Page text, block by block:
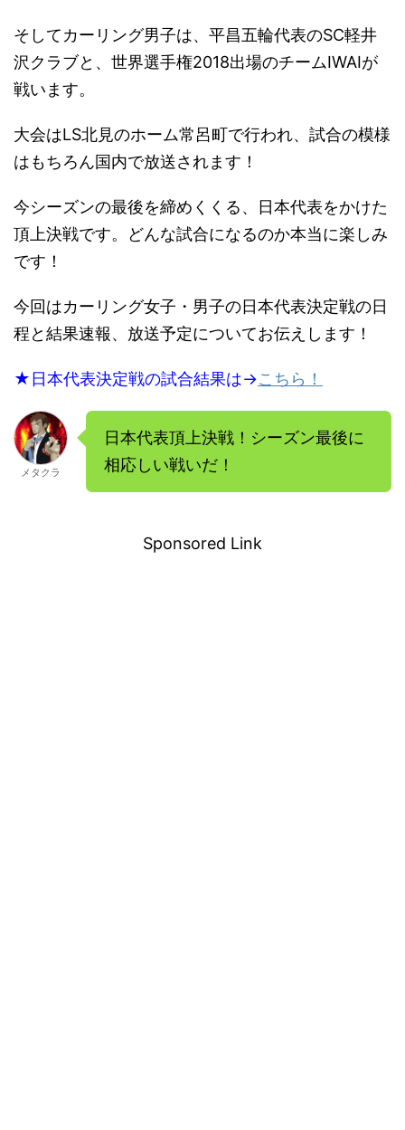
そしてカーリング男子は、平昌五輪代表のSC軽井
沢クラブと、世界選手権2018出場のチームIWAIが
戦います。
大会はLS北見のホーム常呂町で行われ、試合の模様
はもちろん国内で放送されます！
今シーズンの最後を締めくくる、日本代表をかけた
頂上決戦です。どんな試合になるのか本当に楽しみ
です！
今回はカーリング女子・男子の日本代表決定戦の日
程と結果速報、放送予定についてお伝えします！
★日本代表決定戦の試合結果は→こちら！
メタクラ
日本代表頂上決戦！シーズン最後に
相応しい戦いだ！
Sponsored Link